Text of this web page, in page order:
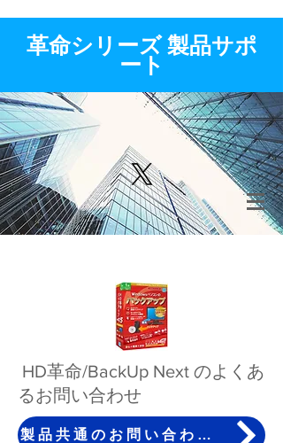
​革命シリーズ 製品サポ
ート
​ HD革命/BackUp Next のよくあ
るお問い合わせ
製品共通のお問い合わせと対処方法はこちら